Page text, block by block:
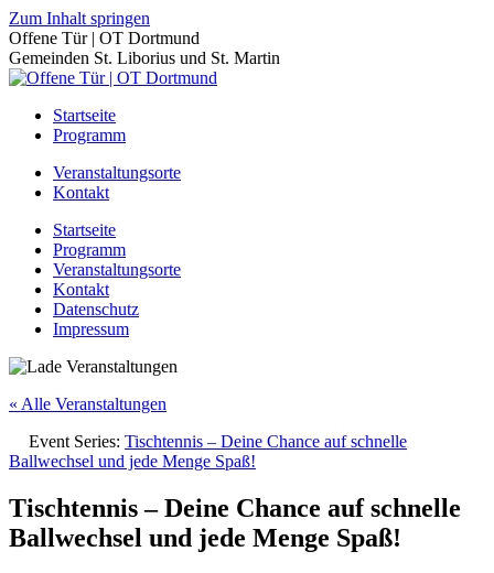
Zum Inhalt springen
Offene Tür | OT Dortmund
Gemeinden St. Liborius und St. Martin
Startseite
Programm
Veranstaltungsorte
Kontakt
Startseite
Programm
Veranstaltungsorte
Kontakt
Datenschutz
Impressum
« Alle Veranstaltungen
Event Series: Tischtennis – Deine Chance auf schnelle
Ballwechsel und jede Menge Spaß!
Tischtennis – Deine Chance auf schnelle
Ballwechsel und jede Menge Spaß!